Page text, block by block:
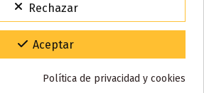
te guste
VACACIONES15
paciencia y por seguir confiando en nosotros.
Rechazar
Aceptar
Política de privacidad y cookies